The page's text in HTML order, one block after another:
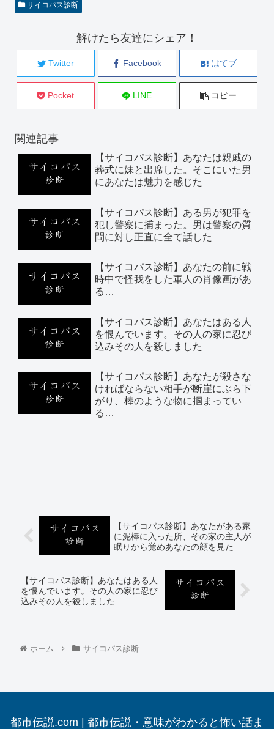
サイコパス診断
解けたら友達にシェア！
Twitter Facebook はてブ
Pocket LINE コピー
関連記事
【サイコパス診断】あなたは親戚の
葬式に妹と出席した。そこにいた男
にあなたは魅力を感じた
【サイコパス診断】ある男が犯罪を
犯し警察に捕まった。男は警察の質
問に対し正直に全て話した
【サイコパス診断】あなたの前に戦
時中で怪我をした軍人の肖像画があ
る…
【サイコパス診断】あなたはある人
を恨んでいます。その人の家に忍び
込みその人を殺しました
【サイコパス診断】あなたが殺さな
ければならない相手が断崖にぶら下
がり、棒のような物に掴まってい
る…
【サイコパス診断】あなたがある家
に泥棒に入った所、その家の主人が
眠りから覚めあなたの顔を見た
【サイコパス診断】あなたはある人
を恨んでいます。その人の家に忍び
込みその人を殺しました
ホーム サイコパス診断
都市伝説.com | 都市伝説・意味がわかると怖い話ま